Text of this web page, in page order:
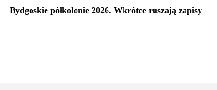
Bydgoskie półkolonie 2026. Wkrótce ruszają zapisy